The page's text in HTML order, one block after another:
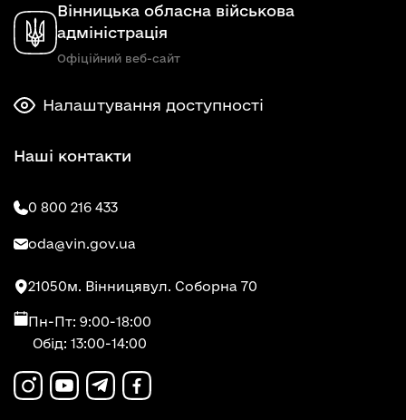
Вінницька обласна військова
адміністрація
Офіційний веб-сайт
Налаштування доступності
Наші контакти
0 800 216 433
oda@vin.gov.ua
21050м. Вінницявул. Соборна 70
Пн-Пт: 9:00-18:00
Обід: 13:00-14:00